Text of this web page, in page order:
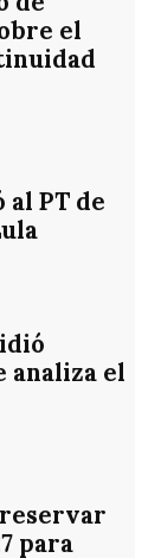
el
PT de
analiza el
para